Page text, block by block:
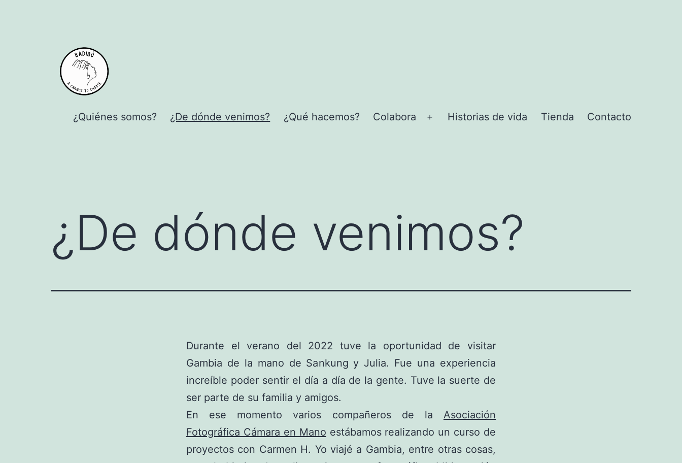
¿Quiénes somos? ¿De dónde venimos? ¿Qué hacemos? Colabora
Abrir
Historias de vida Tienda Contacto
¿De dónde venimos?
Durante el verano del 2022 tuve la oportunidad de visitar
Gambia de la mano de Sankung y Julia. Fue una experiencia
increíble poder sentir el día a día de la gente. Tuve la suerte de
ser parte de su familia y amigos.
En ese momento varios compañeros de la Asociación
Fotográfica Cámara en Mano estábamos realizando un curso de
proyectos con Carmen H. Yo viajé a Gambia, entre otras cosas,